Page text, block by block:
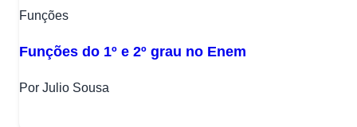
Funções
Funções do 1º e 2º grau no Enem
Por Julio Sousa